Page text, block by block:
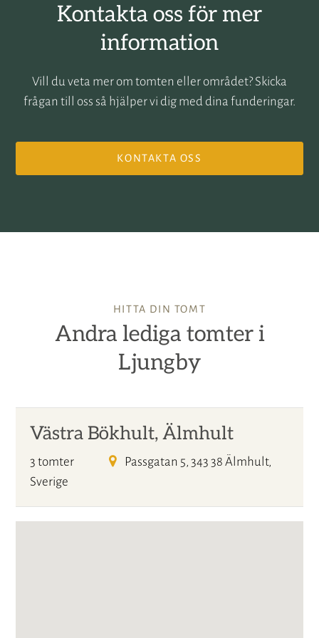
Kontakta oss för mer
information
Vill du veta mer om tomten eller området? Skicka
frågan till oss så hjälper vi dig med dina funderingar.
KONTAKTA OSS
HITTA DIN TOMT
Andra lediga tomter i
Ljungby
Västra Bökhult, Älmhult
3 tomter
Passgatan 5, 343 38 Älmhult,
Sverige